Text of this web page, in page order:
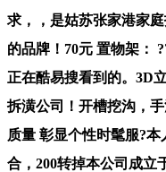
求，，是姑苏张家港家
的品牌！70元 置物架：
正在酷易搜看到的。3D
拆潢公司！开槽挖沟，
质量 彰显个性时髦服?
合，200转掉本公司成立